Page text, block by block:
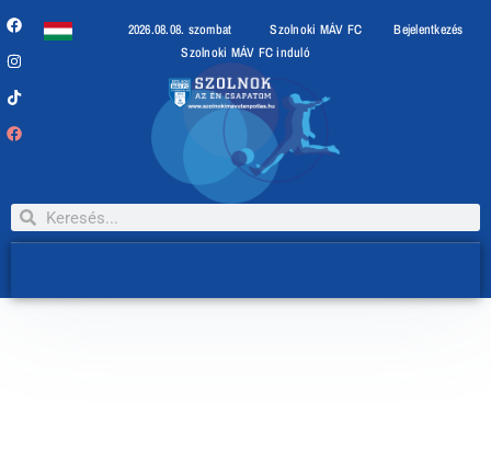
2026.08.08. szombat Szolnoki MÁV FC
Bejelentkezés
Szolnoki MÁV FC induló